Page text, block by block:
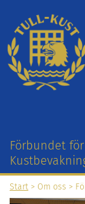
Förbundet
Start > Om oss >